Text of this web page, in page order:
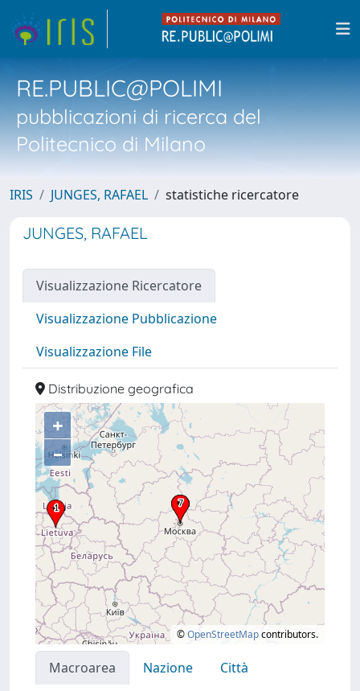
RE.PUBLIC@POLIMI
pubblicazioni di ricerca del
Politecnico di Milano
IRIS JUNGES, RAFAEL statistiche ricercatore
JUNGES, RAFAEL
Visualizzazione Ricercatore
Visualizzazione Pubblicazione
Visualizzazione File
Distribuzione geografica
+
–
©OpenStreetMapcontributors.
Macroarea Nazione
Città